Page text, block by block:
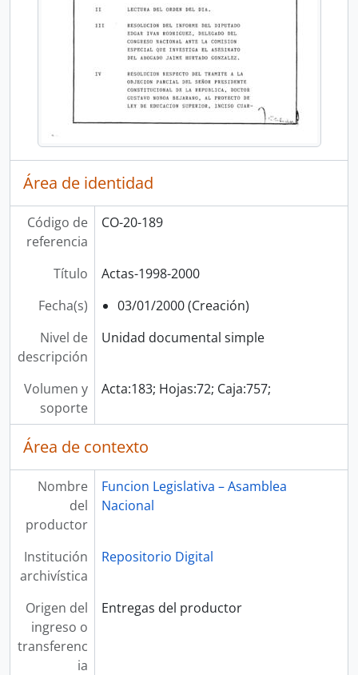
Área de identidad
Código de
referencia
CO-20-189
Título
Actas-1998-2000
Fecha(s)
03/01/2000 (Creación)
Nivel de
descripción
Unidad documental simple
Volumen y
soporte
Acta:183; Hojas:72; Caja:757;
Área de contexto
Nombre
del
productor
Funcion Legislativa – Asamblea
Nacional
Institución
archivística
Repositorio Digital
Origen del
ingreso o
transferenc
ia
Entregas del productor